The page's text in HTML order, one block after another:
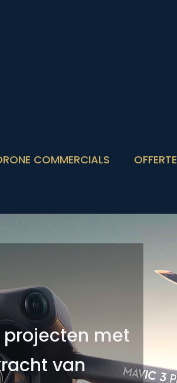
COMMERCIALS OFFERTE
projecten met
van